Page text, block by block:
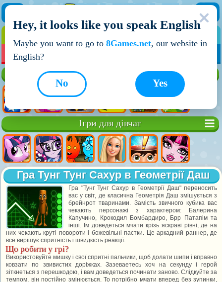
НОВІ ІГРИ
Ігри для дівчат
Гра Тунг Тунг Сахур в Геометрії Даш
Гра "Тунг Тунг Сахур в Геометрії Даш" переносить
вас у світ, де класична Геометрія Даш змішується з
брейнрот тваринами. Замість звичного кубика вас
чекають персонажі з характером: Балерина
Капучино, Крокодил Бомбардиро, Брр Патапім та
інші. Їм доведеться мчати крізь яскраві рівні, де на
них чекають круті повороти і божевільні пастки. Це аркадний раннер, де
все вирішує спритність і швидкість реакції.
Що робити у грі?
Використовуйте мишку і свої спритні пальчики, щоб долати шипи і вправно
ковзати по звивистих доріжках. Зазеваетесь хоч на секунду і герой
зіткнеться з перешкодою, і вам доведеться починати заново. Слідкуйте за
темпом, він постійно змінюється. То потрібно мчати вперед без зупинки,
Hey, it looks like you speak English
Maybe you want to go to 8Games.net, our website in
English?
Yes
No